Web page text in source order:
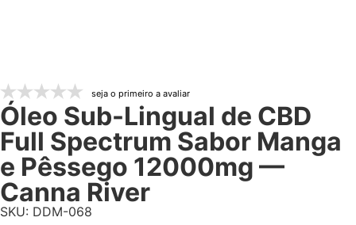
seja o primeiro a avaliar
Óleo Sub-Lingual de CBD
Full Spectrum Sabor Manga
e Pêssego 12000mg —
Canna River
SKU: DDM-068